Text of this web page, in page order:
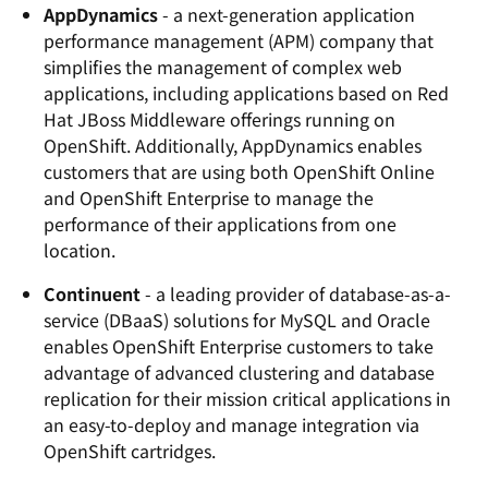
AppDynamics- a next-generation application
performance management (APM) company that
simplifies the management of complex web
applications, including applications based on Red
Hat JBoss Middleware offerings running on
OpenShift. Additionally, AppDynamics enables
customers that are using both OpenShift Online
and OpenShift Enterprise to manage the
performance of their applications from one
location.
Continuent- a leading provider of database-as-a-
service (DBaaS) solutions for MySQL and Oracle
enables OpenShift Enterprise customers to take
advantage of advanced clustering and database
replication for their mission critical applications in
an easy-to-deploy and manage integration via
OpenShift cartridges.